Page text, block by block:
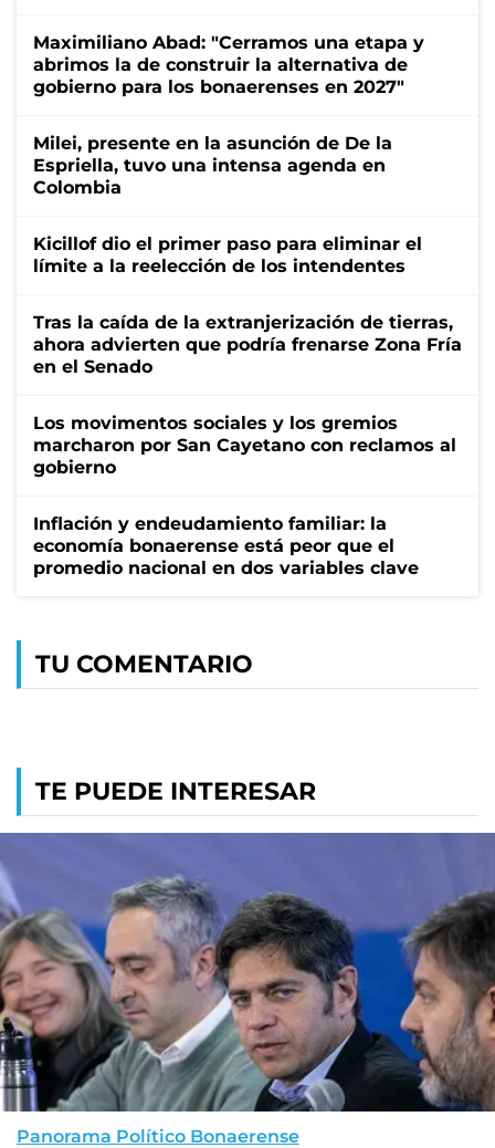
Maximiliano Abad: "Cerramos una etapa y
abrimos la de construir la alternativa de
gobierno para los bonaerenses en 2027"
Milei, presente en la asunción de De la
Espriella, tuvo una intensa agenda en
Colombia
Kicillof dio el primer paso para eliminar el
límite a la reelección de los intendentes
Tras la caída de la extranjerización de tierras,
ahora advierten que podría frenarse Zona Fría
en el Senado
Los movimentos sociales y los gremios
marcharon por San Cayetano con reclamos al
gobierno
Inflación y endeudamiento familiar: la
economía bonaerense está peor que el
promedio nacional en dos variables clave
TU COMENTARIO
TE PUEDE INTERESAR
Panorama Político Bonaerense